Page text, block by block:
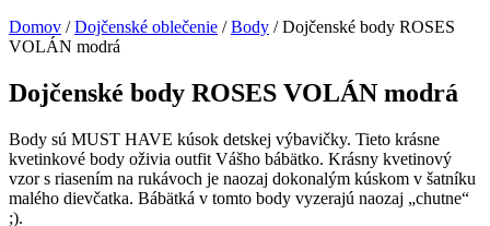
Domov /Dojčenské oblečenie /Body / Dojčenské body ROSES
VOLÁN modrá
Dojčenské body ROSES VOLÁN modrá
Body sú MUST HAVE kúsok detskej výbavičky. Tieto krásne
kvetinkové body oživia outfit Vášho bábätko. Krásny kvetinový
vzor s riasením na rukávoch je naozaj dokonalým kúskom v šatníku
malého dievčatka. Bábätká v tomto body vyzerajú naozaj „chutne“
;).